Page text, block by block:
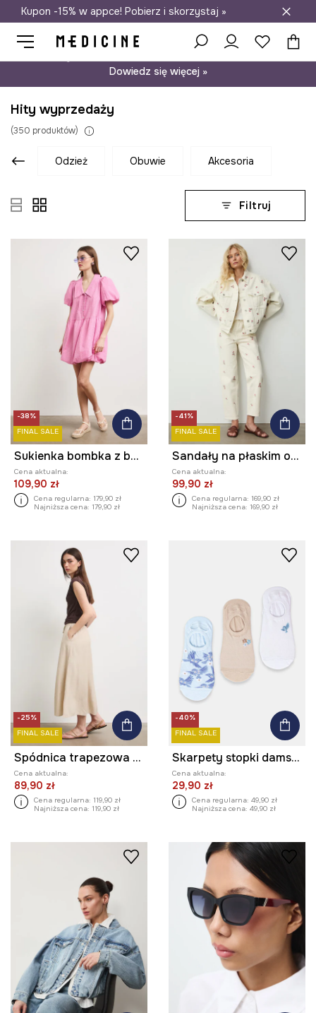
Darmowa dostawa do salonów
Kupon -15% w appce! Pobierz i skorzystaj »
Dowiedz się więcej »
Hity wyprzedaży
(350 produktów)
odzież obuwie akcesoria
Filtruj
-38%
FINAL SALE
Sukienka bombka z bawełną w kratkę
Cena aktualna:
109,90 zł
Cena regularna: 179,90 zł
Najniższa cena: 179,90 zł
-41%
FINAL SALE
Sandały na płaskim obcasie damskie skórzane
Cena aktualna:
99,90 zł
Cena regularna: 169,90 zł
Najniższa cena: 169,90 zł
-25%
FINAL SALE
Spódnica trapezowa z wiskozą
Cena aktualna:
89,90 zł
Cena regularna: 119,90 zł
Najniższa cena: 119,90 zł
-40%
FINAL SALE
Skarpety stopki damskie 3-pack
Cena aktualna:
29,90 zł
Cena regularna: 49,90 zł
Najniższa cena: 49,90 zł